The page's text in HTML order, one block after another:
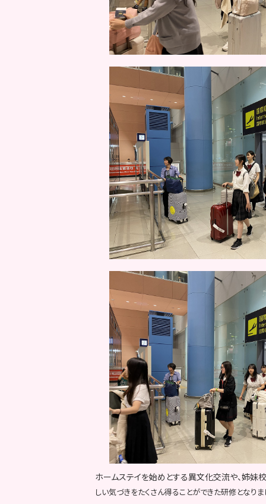
ホームステイを始めとする異文化交流や、姉
しい気づきをたくさん得ることができた研修となりま